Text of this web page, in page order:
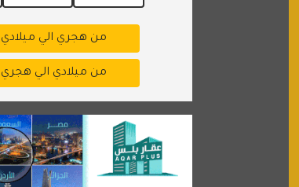
من هجري الي ميلادي
من ميلادي الي هجري